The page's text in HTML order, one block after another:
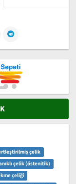
çelik
çelik (östenitik)
çeliği